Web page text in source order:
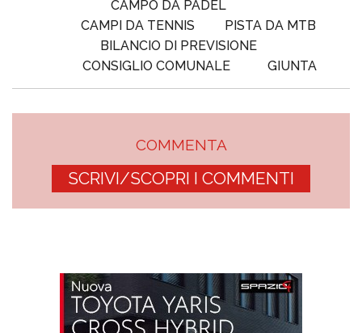
CAMPO DA PADEL
CAMPI DA TENNIS
PISTA DA MTB
BILANCIO DI PREVISIONE
CONSIGLIO COMUNALE
GIUNTA
COMMENTA
SCRIVI/SCOPRI I COMMENTI